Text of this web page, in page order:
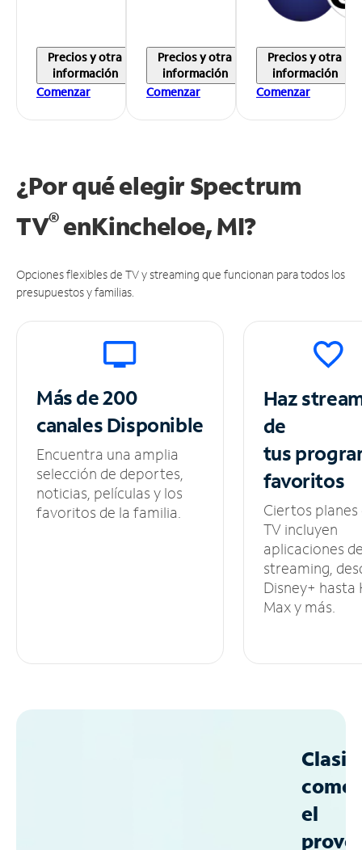
Precios y otra
información
Comenzar
Precios y otra
información
Comenzar
Precios y otra
información
Comenzar
¿Por qué elegir Spectrum
TV®enKincheloe, MI?
Opciones flexibles de TV y streaming que funcionan para todos los
presupuestos y familias.
Más de 200
canalesDisponible
Encuentra una amplia
selección de deportes,
noticias, películas y los
favoritos de la familia.
Haz
de
tus
favoritos
Ciertos planes
TV incluyen
aplicaciones
streaming,
Disney+ hasta
Max y más.
como
el